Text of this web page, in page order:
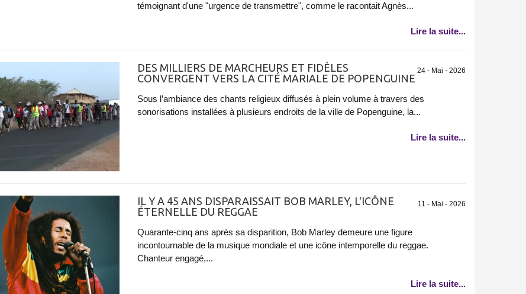
témoignant d'une "urgence de transmettre", comme le racontait Agnès...
Lire la suite...
24 - Mai - 2026
DES MILLIERS DE MARCHEURS ET FIDÈLES
CONVERGENT VERS LA CITÉ MARIALE DE POPENGUINE
Sous l’ambiance des chants religieux diffusés à plein volume à travers des
sonorisations installées à plusieurs endroits de la ville de Popenguine, la...
Lire la suite...
11 - Mai - 2026
IL Y A 45 ANS DISPARAISSAIT BOB MARLEY, L'ICÔNE
ÉTERNELLE DU REGGAE
Quarante-cinq ans après sa disparition, Bob Marley demeure une figure
incontournable de la musique mondiale et une icône intemporelle du reggae.
Chanteur engagé,...
Lire la suite...